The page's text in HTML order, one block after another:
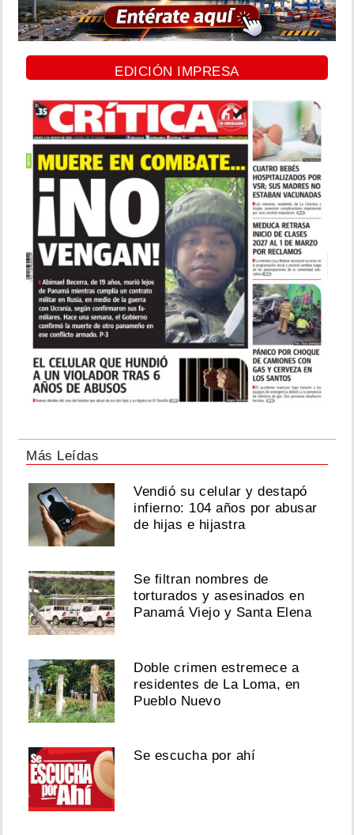
EDICIÓN IMPRESA
Más Leídas
Vendió su celular y destapó
infierno: 104 años por abusar
de hijas e hijastra
Se filtran nombres de
torturados y asesinados en
Panamá Viejo y Santa Elena
Doble crimen estremece a
residentes de La Loma, en
Pueblo Nuevo
Se escucha por ahí